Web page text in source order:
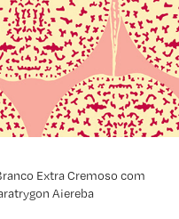
Extra Cremoso com
Aiereba